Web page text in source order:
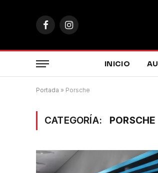
FacebookInstagram
INICIO
Portada » Porsche
CATEGORÍA: PORSCHE